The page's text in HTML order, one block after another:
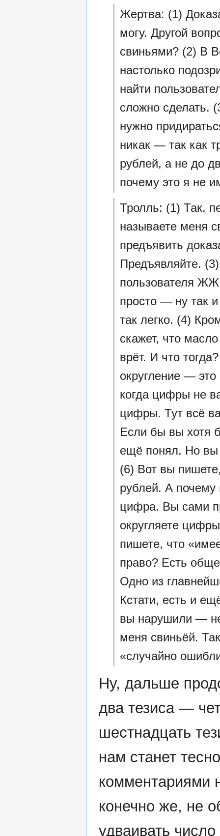
Жертва: (1)
могу. Другой
свиньями? (2) В
настолько
найти
сложно сделать.
нужно
никак — так как
рублей, а не до
почему это я не
Тролль: (1) Так,
называете меня
предъявить
Предъявляйте.
пользователя ЖЖ
просто — ну так
так легко. (4)
скажет, что
врёт. И что
округление —
когда цифры не
цифры. Тут всё
Если бы вы хотя
ещё понял. Но вы
(6) Вот вы
рублей. А почему
цифра. Вы сами
округляете
пишете, что
право? Есть
Одно из
Кстати, есть и
вы нарушили —
меня свиньёй.
«случайно
Ну, дальше
два тезиса —
шестнадцать
нам станет
комментариями
конечно же, не
удваивать